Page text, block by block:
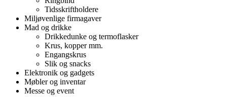
Tidsskriftholdere
Miljøvenlige firmagaver
Mad og drikke
Drikkedunke og termoflasker
Krus, kopper mm.
Engangskrus
Slik og snacks
Elektronik og gadgets
Møbler og inventar
Messe og event